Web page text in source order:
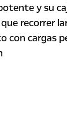
y su
recorrer
con cargas